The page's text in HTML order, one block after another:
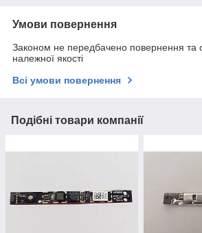
Умови повернення
Законом не передбачено повернення та
належної якості
Всі умови повернення
Подібні товари компанії